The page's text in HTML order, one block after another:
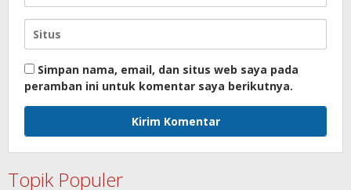
Simpan nama, email, dan situs web saya pada
peramban ini untuk komentar saya berikutnya.
Topik Populer